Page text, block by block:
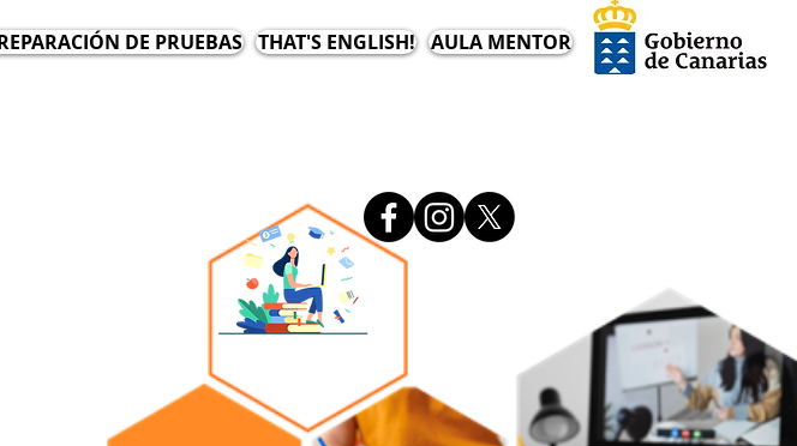
DE PRUEBAS THAT'S ENGLISH! AULA MENTOR
OFERTA
EDUCATIVA
OFERTA
EDUCATIVA